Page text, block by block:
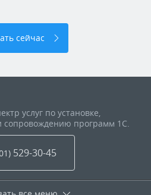
сейчас
услуг по установке,
сопровождению программ 1С.
) 529-30-45